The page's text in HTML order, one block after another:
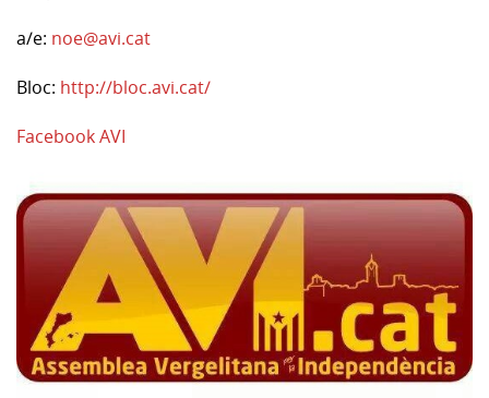
a/e: noe@avi.cat
Bloc: http://bloc.avi.cat/
Facebook AVI